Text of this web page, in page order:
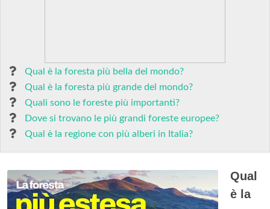
Qual è la foresta più bella del mondo?
Qual è la foresta più grande del mondo?
Quali sono le foreste più importanti?
Dove si trovano le più grandi foreste europee?
Qual è la regione con più alberi in Italia?
Qual
è la